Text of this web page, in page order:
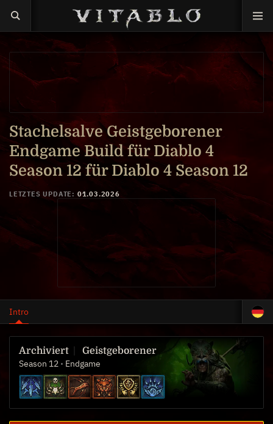
Stachelsalve Geistgeborener
Endgame Build für Diablo 4
Season 12 für Diablo 4 Season 12
LETZTES UPDATE: 01.03.2026
Intro
Geistgeborener
Season 12
Endgame